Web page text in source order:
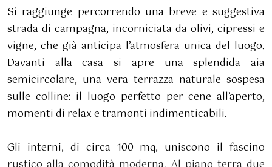
Si raggiunge percorrendo una breve e suggestiva
strada di campagna, incorniciata da olivi, cipressi e
vigne, che già anticipa l’atmosfera unica del luogo.
Davanti alla casa si apre una splendida aia
semicircolare, una vera terrazza naturale sospesa
sulle colline: il luogo perfetto per cene all’aperto,
momenti di relax e tramonti indimenticabili.
Gli interni, di circa 100 mq, uniscono il fascino